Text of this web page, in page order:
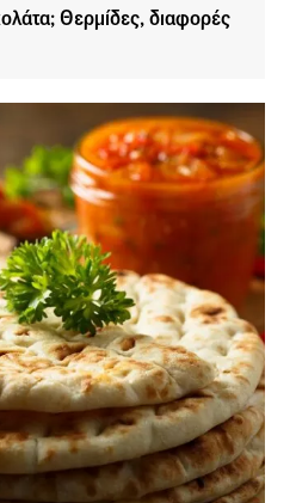
Θερμίδες, διαφορές